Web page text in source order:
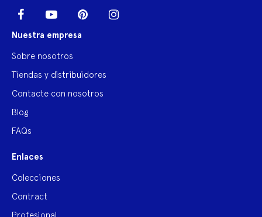
Facebook YouTube Pinterest
Nuestra empresa
Sobre nosotros
Tiendas y distribuidores
Contacte con nosotros
Blog
FAQs
Enlaces
Colecciones
Contract
Profesional